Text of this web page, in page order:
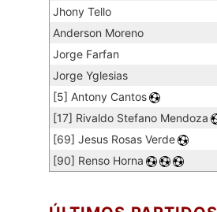
Jhony Tello
Anderson Moreno
Jorge Farfan
Jorge Yglesias
[5] Antony Cantos
[17] Rivaldo Stefano Mendoza
[69] Jesus Rosas Verde
[90] Renso Horna